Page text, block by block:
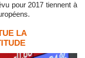
pour 2017 tiennent à
LA